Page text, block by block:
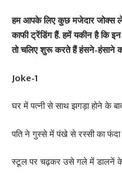
हम आपके लिए कुछ मजेदार जोक्स
काफी ट्रेंडिंग हैं. हमें यकीन है कि
तो चलिए शुरू करते हैं हंसने-हंसाने
Joke-1
घर में पत्नी से साथ झगड़ा होने के
पति ने गुस्से में पंखे से रस्सी का
स्टूल पर चढ़कर उसे गले में डालनें के